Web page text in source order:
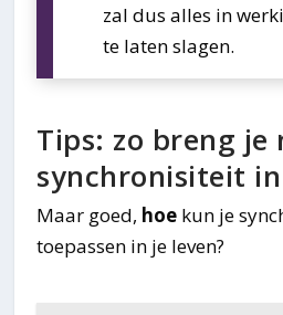
zal dus alles in
te laten slagen.
Tips: zo breng je
synchronisiteit
Maar goed, hoe kun je
toepassen in je leven?